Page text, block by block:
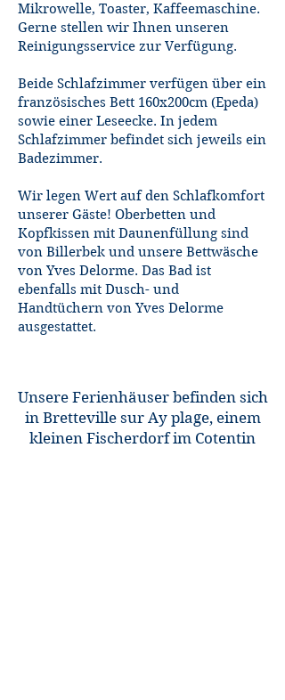
Mikrowelle, Toaster, Kaffeemaschine.
Gerne stellen wir Ihnen unseren
Reinigungsservice zur Verfügung.
Beide Schlafzimmer verfügen über ein
französisches Bett 160x200cm (Epeda)
sowie einer Leseecke. In jedem
Schlafzimmer befindet sich jeweils ein
Badezimmer.
​Wir legen Wert auf den Schlafkomfort
unserer Gäste! Oberbetten und
Kopfkissen mit Daunenfüllung sind
von Billerbek und unsere Bettwäsche
von Yves Delorme. Das Bad ist
ebenfalls mit Dusch- und
Handtüchern von Yves Delorme
ausgestattet.
Unsere Ferienhäuser befinden sich
in Bretteville sur Ay plage, einem
kleinen Fischerdorf im Cotentin